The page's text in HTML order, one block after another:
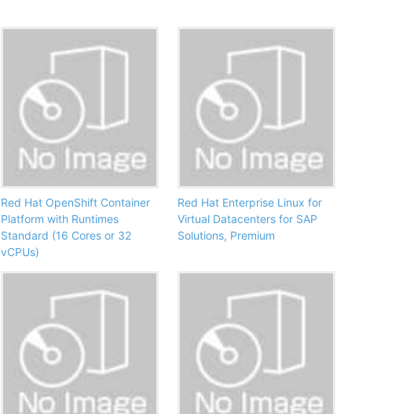
Red Hat OpenShift Container
Platform with Runtimes
Standard (16 Cores or 32
vCPUs)
Red Hat Enterprise Linux for
Virtual Datacenters for SAP
Solutions, Premium